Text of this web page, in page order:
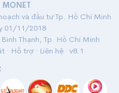
MONET
và đầu tư Tp. Hồ Chí Minh
01/11/2018
Thạnh, Tp. Hồ Chí Minh
· Hỗ trợ · Liên hệ · v8.1